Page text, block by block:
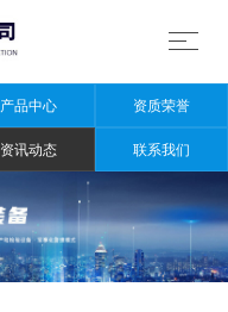
产品中心 资质荣誉
资讯动态 联系我们